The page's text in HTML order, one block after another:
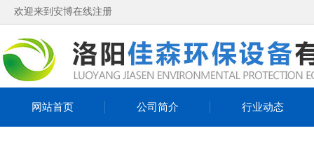
欢迎来到安博在线注册
网站首页 公司简介 行业动态